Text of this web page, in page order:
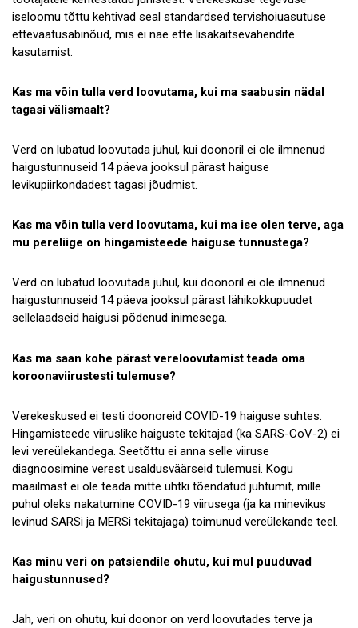
iseloomu tõttu kehtivad seal standardsed tervishoiuasutuse
ettevaatusabinõud, mis ei näe ette lisakaitsevahendite
kasutamist.
Kas ma võin tulla verd loovutama, kui ma saabusin nädal
tagasi välismaalt?
Verd on lubatud loovutada juhul, kui doonoril ei ole ilmnenud
haigustunnuseid 14 päeva jooksul pärast haiguse
levikupiirkondadest tagasi jõudmist.
Kas ma võin tulla verd loovutama, kui ma ise olen terve, aga
mu pereliige on hingamisteede haiguse tunnustega?
Verd on lubatud loovutada juhul, kui doonoril ei ole ilmnenud
haigustunnuseid 14 päeva jooksul pärast lähikokkupuudet
sellelaadseid haigusi põdenud inimesega.
Kas ma saan kohe pärast vereloovutamist teada oma
koroonaviirustesti tulemuse?
Verekeskused ei testi doonoreid COVID-19 haiguse suhtes.
Hingamisteede viiruslike haiguste tekitajad (ka SARS-CoV-2) ei
levi vereülekandega. Seetõttu ei anna selle viiruse
diagnoosimine verest usaldusväärseid tulemusi. Kogu
maailmast ei ole teada mitte ühtki tõendatud juhtumit, mille
puhul oleks nakatumine COVID-19 viirusega (ja ka minevikus
levinud SARSi ja MERSi tekitajaga) toimunud vereülekande teel.
Kas minu veri on patsiendile ohutu, kui mul puuduvad
haigustunnused?
Jah, veri on ohutu, kui doonor on verd loovutades terve ja